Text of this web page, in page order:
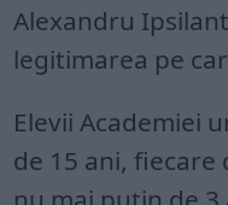
Alexandru
legitimarea pe
Elevii Academiei
de 15 ani, fiecare